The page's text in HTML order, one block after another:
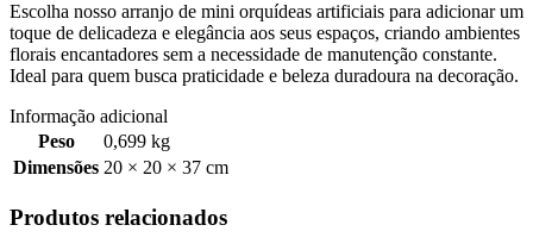
Escolha nosso arranjo de mini orquídeas artificiais para adicionar um
toque de delicadeza e elegância aos seus espaços, criando ambientes
florais encantadores sem a necessidade de manutenção constante.
Ideal para quem busca praticidade e beleza duradoura na decoração.
Informação adicional
Peso
0,699 kg
Dimensões 20 × 20 × 37 cm
Produtos relacionados